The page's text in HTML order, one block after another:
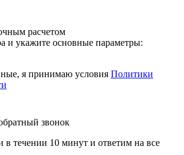
расчетом
и укажите основные параметры:
я принимаю условия Политики
звонок
течении 10 минут и ответим на все